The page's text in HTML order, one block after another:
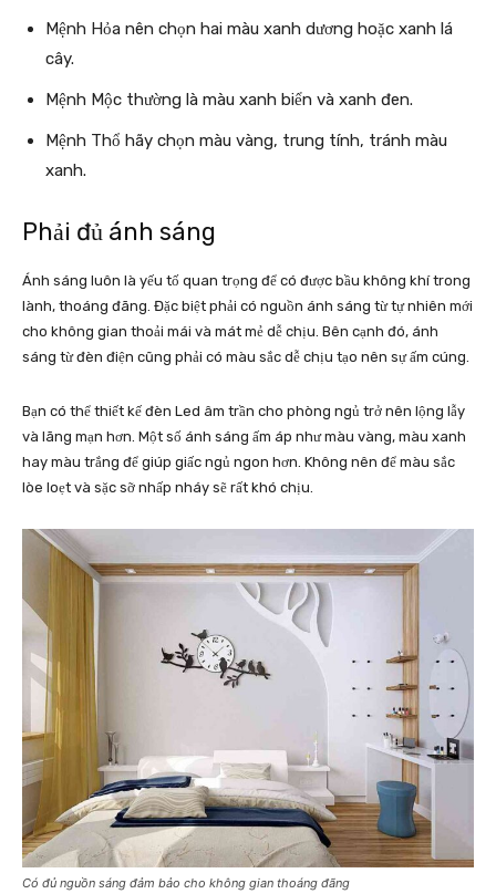
Mệnh Hỏa nên chọn hai màu xanh dương hoặc xanh lá
cây.
Mệnh Mộc thường là màu xanh biển và xanh đen.
Mệnh Thổ hãy chọn màu vàng, trung tính, tránh màu
xanh.
Phải đủ ánh sáng
Ánh sáng luôn là yếu tố quan trọng để có được bầu không khí trong
lành, thoáng đãng. Đặc biệt phải có nguồn ánh sáng từ tự nhiên mới
cho không gian thoải mái và mát mẻ dễ chịu. Bên cạnh đó, ánh
sáng từ đèn điện cũng phải có màu sắc dễ chịu tạo nên sự ấm cúng.
Bạn có thể thiết kế đèn Led âm trần cho phòng ngủ trở nên lộng lẫy
và lãng mạn hơn. Một số ánh sáng ấm áp như màu vàng, màu xanh
hay màu trắng để giúp giấc ngủ ngon hơn. Không nên để màu sắc
lòe loẹt và sặc sỡ nhấp nháy sẽ rất khó chịu.
Có đủ nguồn sáng đảm bảo cho không gian thoáng đãng